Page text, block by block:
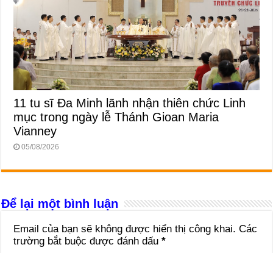
11 tu sĩ Đa Minh lãnh nhận thiên chức Linh
mục trong ngày lễ Thánh Gioan Maria
Vianney
05/08/2026
Để lại một bình luận
Email của bạn sẽ không được hiển thị công khai. Các
trường bắt buộc được đánh dấu*